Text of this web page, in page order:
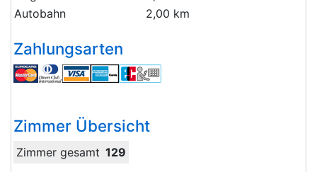
Autobahn
2,00 km
Zahlungsarten
Zimmer Übersicht
Zimmer gesamt 129